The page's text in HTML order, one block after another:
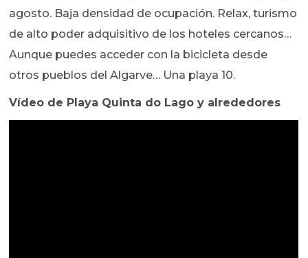
agosto. Baja densidad de ocupación. Relax, turismo
de alto poder adquisitivo de los hoteles cercanos…
Aunque puedes acceder con la bicicleta desde
otros pueblos del Algarve… Una playa 10.
Vídeo de Playa Quinta do Lago y alrededores